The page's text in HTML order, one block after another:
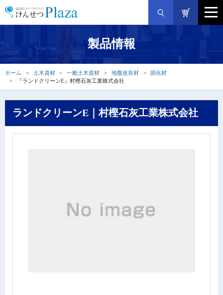
製品情報
ホーム 土木資材 一般土木資材 地盤改良材
固化材
『ランドクリーンE』村樫石灰工業株式会社
ランドクリーンE｜村樫石灰工業株式会社